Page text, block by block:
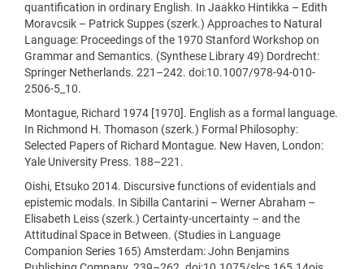
quantification in ordinary English. In Jaakko Hintikka – Edith
Moravcsik – Patrick Suppes (szerk.) Approaches to Natural
Language: Proceedings of the 1970 Stanford Workshop on
Grammar and Semantics. (Synthese Library 49) Dordrecht:
Springer Netherlands. 221–242. doi:10.1007/978-94-010-
2506-5_10.
Montague, Richard 1974 [1970]. English as a formal language.
In Richmond H. Thomason (szerk.) Formal Philosophy:
Selected Papers of Richard Montague. New Haven, London:
Yale University Press. 188–221.
Oishi, Etsuko 2014. Discursive functions of evidentials and
epistemic modals. In Sibilla Cantarini – Werner Abraham –
Elisabeth Leiss (szerk.) Certainty-uncertainty – and the
Attitudinal Space in Between. (Studies in Language
Companion Series 165) Amsterdam: John Benjamins